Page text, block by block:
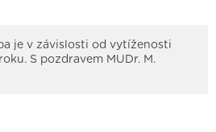
je v závislosti od vytíženosti
S pozdravem MUDr. M.